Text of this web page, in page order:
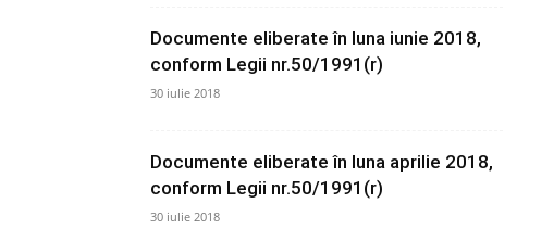
Documente eliberate în luna iunie 2018,
conform Legii nr.50/1991(r)
30 iulie 2018
Documente eliberate în luna aprilie 2018,
conform Legii nr.50/1991(r)
30 iulie 2018